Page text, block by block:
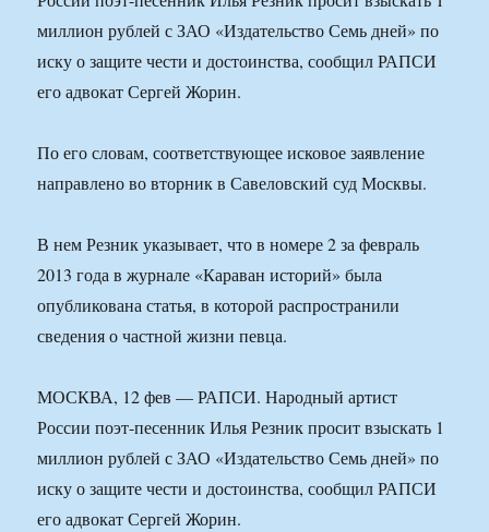
миллион рублей с ЗАО «Издательство Семь дней» по
иску о защите чести и достоинства, сообщил РАПСИ
его адвокат Сергей Жорин.
По его словам, соответствующее исковое заявление
направлено во вторник в Савеловский суд Москвы.
В нем Резник указывает, что в номере 2 за февраль
2013 года в журнале «Караван историй» была
опубликована статья, в которой распространили
сведения о частной жизни певца.
МОСКВА, 12 фев — РАПСИ. Народный артист
России поэт-песенник Илья Резник просит взыскать 1
миллион рублей с ЗАО «Издательство Семь дней» по
иску о защите чести и достоинства, сообщил РАПСИ
его адвокат Сергей Жорин.